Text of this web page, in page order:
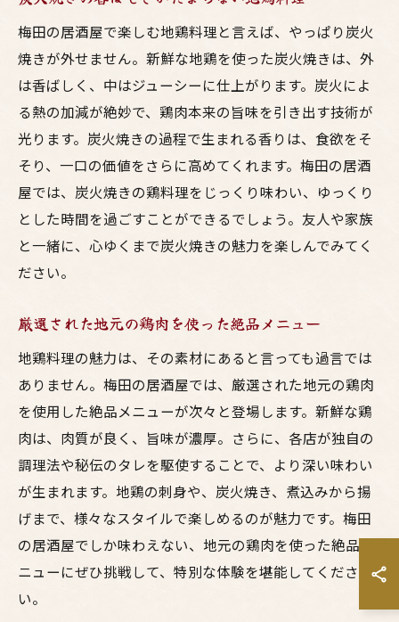
梅田の居酒屋で楽しむ地鶏料理と言えば、やっぱり炭火
焼きが外せません。新鮮な地鶏を使った炭火焼きは、外
は香ばしく、中はジューシーに仕上がります。炭火によ
る熱の加減が絶妙で、鶏肉本来の旨味を引き出す技術が
光ります。炭火焼きの過程で生まれる香りは、食欲をそ
そり、一口の価値をさらに高めてくれます。梅田の居酒
屋では、炭火焼きの鶏料理をじっくり味わい、ゆっくり
とした時間を過ごすことができるでしょう。友人や家族
と一緒に、心ゆくまで炭火焼きの魅力を楽しんでみてく
ださい。
厳選された地元の鶏肉を使った絶品メニュー
地鶏料理の魅力は、その素材にあると言っても過言では
ありません。梅田の居酒屋では、厳選された地元の鶏肉
を使用した絶品メニューが次々と登場します。新鮮な鶏
肉は、肉質が良く、旨味が濃厚。さらに、各店が独自の
調理法や秘伝のタレを駆使することで、より深い味わい
が生まれます。地鶏の刺身や、炭火焼き、煮込みから揚
げまで、様々なスタイルで楽しめるのが魅力です。梅田
の居酒屋でしか味わえない、地元の鶏肉を使った絶品メ
ニューにぜひ挑戦して、特別な体験を堪能してくださ
い。